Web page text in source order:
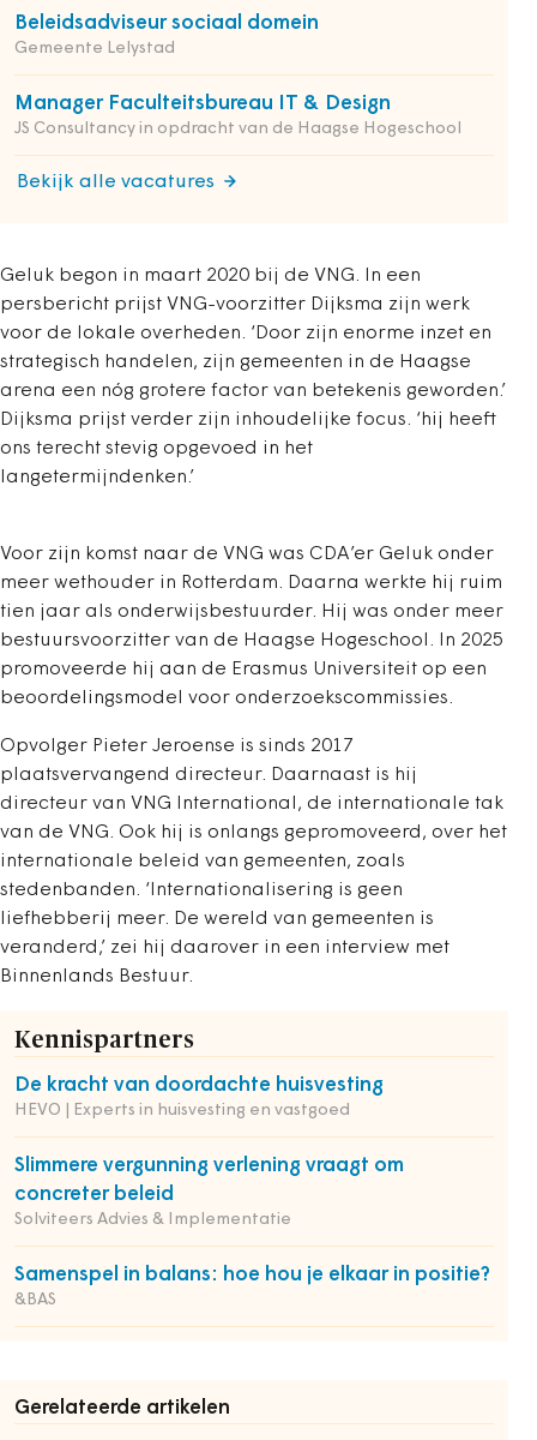
Beleidsadviseur sociaal domein
Gemeente Lelystad
Manager Faculteitsbureau IT & Design
JS Consultancy in opdracht van de Haagse Hogeschool
Bekijk alle vacatures
Geluk begon in maart 2020 bij de VNG. In een
persbericht prijst VNG-voorzitter Dijksma zijn werk
voor de lokale overheden. ‘Door zijn enorme inzet en
strategisch handelen, zijn gemeenten in de Haagse
arena een nóg grotere factor van betekenis geworden.’
Dijksma prijst verder zijn inhoudelijke focus. ‘hij heeft
ons terecht stevig opgevoed in het
langetermijndenken.’
Voor zijn komst naar de VNG was CDA’er Geluk onder
meer wethouder in Rotterdam. Daarna werkte hij ruim
tien jaar als onderwijsbestuurder. Hij was onder meer
bestuursvoorzitter van de Haagse Hogeschool. In 2025
promoveerde hij aan de Erasmus Universiteit op een
beoordelingsmodel voor onderzoekscommissies.
Opvolger Pieter Jeroense is sinds 2017
plaatsvervangend directeur. Daarnaast is hij
directeur van VNG International, de internationale tak
van de VNG. Ook hij is onlangs gepromoveerd, over het
internationale beleid van gemeenten, zoals
stedenbanden. ‘Internationalisering is geen
liefhebberij meer. De wereld van gemeenten is
veranderd,’ zei hij daarover in een interview met
Binnenlands Bestuur.
Kennispartners
De kracht van doordachte huisvesting
HEVO | Experts in huisvesting en vastgoed
Slimmere vergunning verlening vraagt om
concreter beleid
Solviteers Advies & Implementatie
Samenspel in balans: hoe hou je elkaar in positie?
&BAS
Gerelateerde artikelen